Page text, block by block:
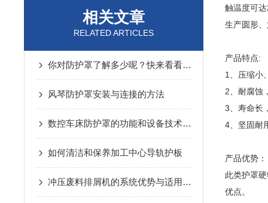
相关文章
RELATED ARTICLES
你对防护罩了解多少呢？快来看看吧！
风琴防护罩安装与连接的方法
数控车床防护罩的功能和设备技术要求是什么
如何清洁和保养加工中心导轨护板
冲压废料排屑机的系统优势与适用范围说明
触温度可
生产圆形
产品特点:
1、压缩小
2、耐腐蚀
3、寿命长
4、坚固耐
产品优势：
此类护罩
优点。